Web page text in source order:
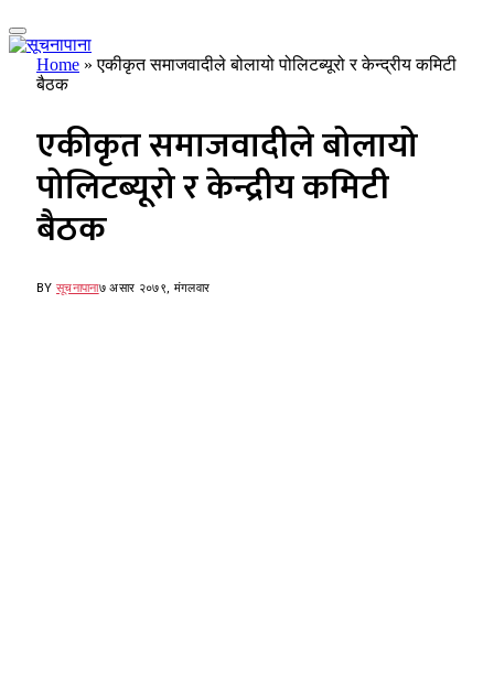
Home »एकीकृत समाजवादीले बोलायो पोलिटब्यूरो र केन्द्रीय कमिटी
बैठक
एकीकृत समाजवादीले बोलायो
पोलिटब्यूरो र केन्द्रीय कमिटी
बैठक
BY सूचनापाना७ असार २०७९, मंगलवार